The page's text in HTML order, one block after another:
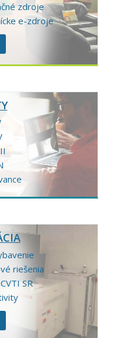
zdroje
e-zdroje
riešenia
SR